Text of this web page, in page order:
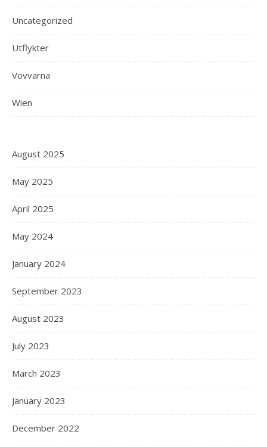
Uncategorized
Utflykter
Vovvarna
Wien
August 2025
May 2025
April 2025
May 2024
January 2024
September 2023
August 2023
July 2023
March 2023
January 2023
December 2022